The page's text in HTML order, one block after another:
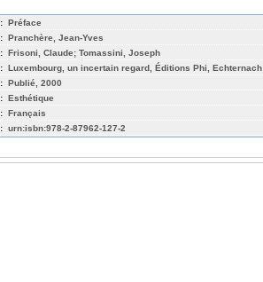
Préface
Pranchère, Jean-Yves
Frisoni, Claude; Tomassini, Joseph
Luxembourg, un incertain regard, Éditions Phi, Echternach
Publié, 2000
Esthétique
Français
urn:isbn:978-2-87962-127-2